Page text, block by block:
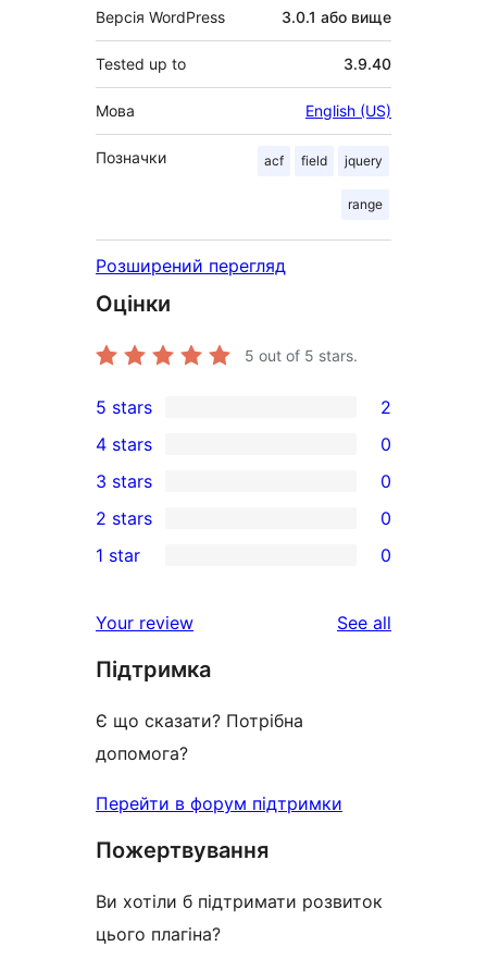
Версія WordPress 3.0.1 або вище
Tested up to 3.9.40
Мова English (US)
Позначки acf field jquery
range
Розширений перегляд
Оцінки
5 out of 5 stars.
2
5-
star
reviews
5 stars 2
4-
star
reviews
4 stars 0
0
3-
star
3 stars 0
2-
reviews
2 stars 0
star
reviews
1 star 0
Your review See all
Підтримка
Є що сказати? Потрібна
допомога?
Перейти в форум підтримки
Пожертвування
Ви хотіли б підтримати розвиток
цього плагіна?